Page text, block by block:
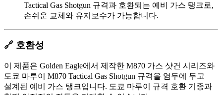
Tactical Gas Shotgun 규격과 호환되는 예비 가스 탱크로,
손쉬운 교체와 유지보수가 가능합니다.
🔗 호환성
이 제품은 Golden Eagle에서 제작한 M870 가스 샷건 시리즈와
도쿄 마루이 M870 Tactical Gas Shotgun 규격을 염두에 두고
설계된 예비 가스 탱크입니다. 도쿄 마루이 규격 호환 기종과